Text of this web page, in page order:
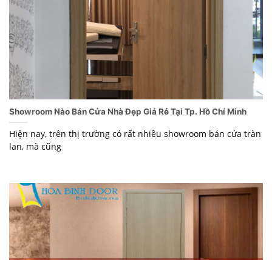
Showroom Nào Bán Cửa Nhà Đẹp Giá Rẻ Tại Tp. Hồ Chí Minh
Hiện nay, trên thị trường có rất nhiều showroom bán cửa tràn
lan, mà cũng